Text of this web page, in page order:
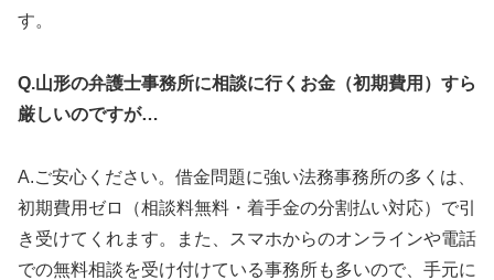
す。
Q.山形の弁護士事務所に相談に行くお金（初期費用）すら
厳しいのですが…
A.ご安心ください。借金問題に強い法務事務所の多くは、
初期費用ゼロ（相談料無料・着手金の分割払い対応）で引
き受けてくれます。また、スマホからのオンラインや電話
での無料相談を受け付けている事務所も多いので、手元に